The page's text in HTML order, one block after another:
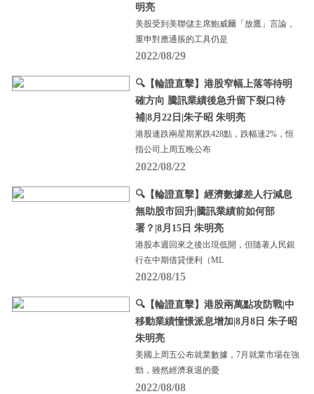
明亮
美股受到美聯儲主席鮑威爾「放鷹」言論，
重申對應通脹的工具仍是
2022/08/29
🔍【輪證直擊】港股窄幅上落等待明
確方向 騰訊業績後急升留下裂口待
補|8月22日|朱子昭 朱明亮
港股連跌兩星期累跌428點，跌幅達2%，恒
指公司上周五晚公布
2022/08/22
🔍【輪證直擊】經濟數據差人行減息
無助股市回升|騰訊業績前如何部
署？|8月15日 朱明亮
港股本週回來之後出現低開，但隨著人民銀
行在中期借貸便利（ML
2022/08/15
🔍【輪證直擊】港股兩萬點攻防戰|中
移動業績憧憬派息增加|8月8日 朱子昭
朱明亮
美國上周五公布就業數據，7月就業市場在強
勁，雖然經濟衰退的憂
2022/08/08